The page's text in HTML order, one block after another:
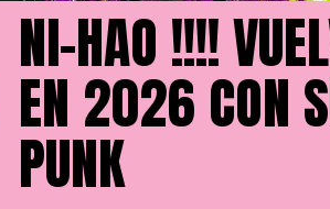
NI-HAO !!!!
EN 2026 CON
PUNK